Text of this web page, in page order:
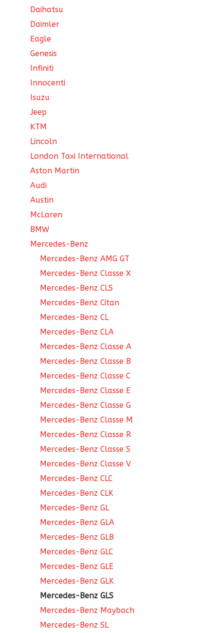
Daihatsu
Daimler
Eagle
Genesis
Infiniti
Innocenti
Isuzu
Jeep
KTM
Lincoln
London Taxi International
Aston Martin
Audi
Austin
McLaren
BMW
Mercedes-Benz
Mercedes-Benz AMG GT
Mercedes-Benz Classe X
Mercedes-Benz CLS
Mercedes-Benz Citan
Mercedes-Benz CL
Mercedes-Benz CLA
Mercedes-Benz Classe A
Mercedes-Benz Classe B
Mercedes-Benz Classe C
Mercedes-Benz Classe E
Mercedes-Benz Classe G
Mercedes-Benz Classe M
Mercedes-Benz Classe R
Mercedes-Benz Classe S
Mercedes-Benz Classe V
Mercedes-Benz CLC
Mercedes-Benz CLK
Mercedes-Benz GL
Mercedes-Benz GLA
Mercedes-Benz GLB
Mercedes-Benz GLC
Mercedes-Benz GLE
Mercedes-Benz GLK
Mercedes-Benz GLS
Mercedes-Benz Maybach
Mercedes-Benz SL